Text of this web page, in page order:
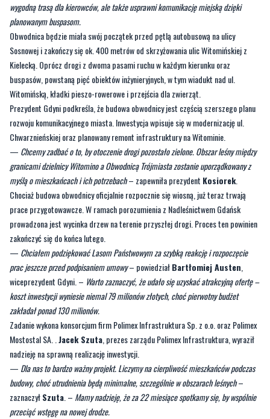
wygodną trasą dla kierowców, ale także usprawni komunikację miejską dzięki
planowanym buspasom.
Obwodnica będzie miała swój początek przed pętlą autobusową na ulicy
Sosnowej i zakończy się ok. 400 metrów od skrzyżowania ulic Witomińskiej z
Kielecką. Oprócz drogi z dwoma pasami ruchu w każdym kierunku oraz
buspasów, powstaną pięć obiektów inżynieryjnych, w tym wiadukt nad ul.
Witomińską, kładki pieszo-rowerowe i przejścia dla zwierząt.
Prezydent Gdyni podkreśla, że budowa obwodnicy jest częścią szerszego planu
rozwoju komunikacyjnego miasta. Inwestycja wpisuje się w modernizację ul.
Chwarznieńskiej oraz planowany remont infrastruktury na Witominie.
— Chcemy zadbać o to, by otoczenie drogi pozostało zielone. Obszar leśny między
granicami dzielnicy Witomino a Obwodnicą Trójmiasta zostanie uporządkowany z
myślą o mieszkańcach i ich potrzebach– zapewniła prezydent Kosiorek.
Chociaż budowa obwodnicy oficjalnie rozpocznie się wiosną, już teraz trwają
prace przygotowawcze. W ramach porozumienia z Nadleśnictwem Gdańsk
prowadzona jest wycinka drzew na terenie przyszłej drogi. Proces ten powinien
zakończyć się do końca lutego.
— Chciałem podziękować Lasom Państwowym za szybką reakcję i rozpoczęcie
prac jeszcze przed podpisaniem umowy– powiedziałBartłomiej Austen,
wiceprezydent Gdyni. – Warto zaznaczyć, że udało się uzyskać atrakcyjną ofertę –
koszt inwestycji wyniesie niemal 79 milionów złotych, choć pierwotny budżet
zakładał ponad 130 milionów.
Zadanie wykona konsorcjum firm Polimex Infrastruktura Sp. z o.o. oraz Polimex
Mostostal SA. .Jacek Szuta, prezes zarządu Polimex Infrastruktura, wyraził
nadzieję na sprawną realizację inwestycji.
— Dla nas to bardzo ważny projekt. Liczymy na cierpliwość mieszkańców podczas
budowy, choć utrudnienia będą minimalne, szczególnie w obszarach leśnych–
zaznaczyłSzuta. – Mamy nadzieję, że za 22 miesiące spotkamy się, by wspólnie
przeciąć wstęgę na nowej drodze.